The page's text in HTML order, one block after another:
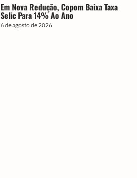
Em Nova Redução, Copom Baixa Taxa
Selic Para 14% Ao Ano
6 de agosto de 2026